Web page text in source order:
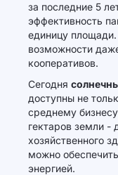
за последние 5
эффективность
единицу
возможности
кооперативов.
Сегодня
доступны не
среднему
гектаров земли -
хозяйственного
можно
энергией.